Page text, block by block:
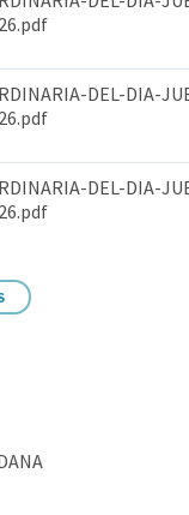
DEL-DIA-
DEL-DIA-